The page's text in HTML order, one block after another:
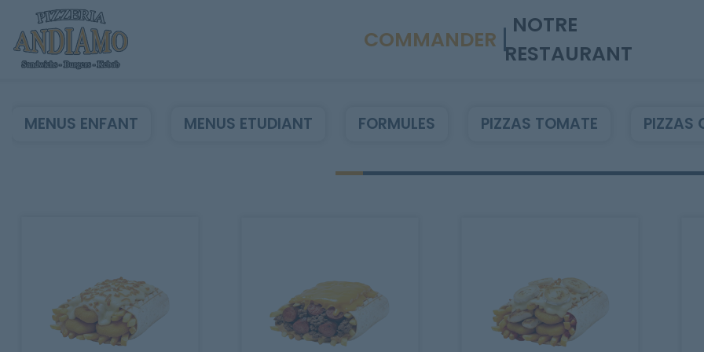
Contact
Mentions Légales
COMMANDER
NOTRE
RESTAURANT
MENUS ENFANT MENUS ETUDIANT FORMULES PIZZAS TOMATE PIZZAS